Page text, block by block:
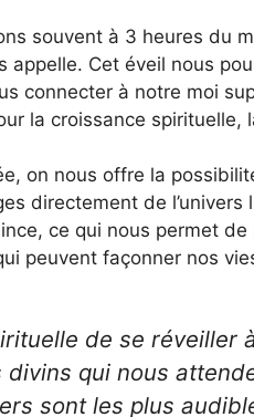
souvent à 3 heures du
appelle. Cet éveil nous
connecter à notre moi
la croissance spirituelle,
on nous offre la
directement de
ce qui nous permet
peuvent façonner nos
de se réveiller
qui nous
sont les plus